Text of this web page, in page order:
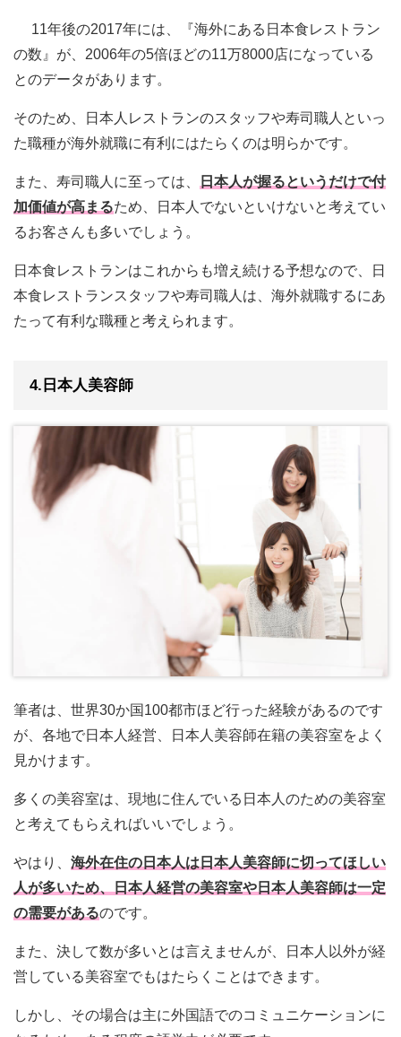
11年後の2017年には、『海外にある日本食レストラン
の数』が、2006年の5倍ほどの11万8000店になっている
とのデータがあります。
そのため、日本人レストランのスタッフや寿司職人といっ
た職種が海外就職に有利にはたらくのは明らかです。
また、寿司職人に至っては、
日本人が握るというだけで付
加価値が高まるため、日本人でないといけないと考えてい
るお客さんも多いでしょう。
日本食レストランはこれからも増え続ける予想なので、日
本食レストランスタッフや寿司職人は、海外就職するにあ
たって有利な職種と考えられます。
4.日本人美容師
筆者は、世界30か国100都市ほど行った経験があるのです
が、各地で日本人経営、日本人美容師在籍の美容室をよく
見かけます。
多くの美容室は、現地に住んでいる日本人のための美容室
と考えてもらえればいいでしょう。
やはり、 海外在住の日本人は日本人美容師に切ってほしい
人が多いため、日本人経営の美容室や日本人美容師は一定
の需要があるのです。
また、決して数が多いとは言えませんが、日本人以外が経
営している美容室でもはたらくことはできます。
しかし、その場合は主に外国語でのコミュニケーションに